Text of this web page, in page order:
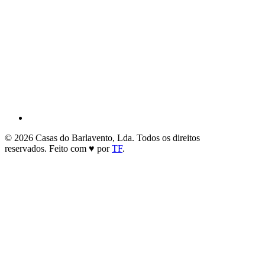
© 2026 Casas do Barlavento, Lda. Todos os direitos
reservados. Feito com ♥ porTF.